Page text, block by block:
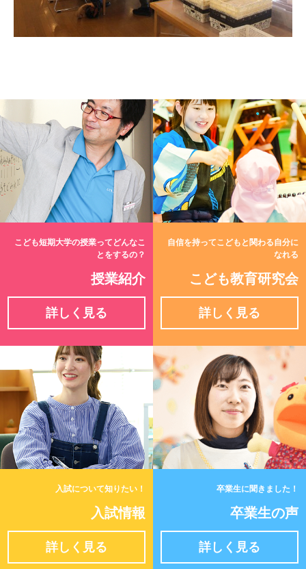
こども短期大学の授業ってどんなこ
とをするの？
授業紹介
詳しく見る
自信を持ってこどもと関わる自分に
なれる
こども教育研究会
詳しく見る
入試について知りたい！
入試情報
詳しく見る
卒業生に聞きました！
卒業生の声
詳しく見る